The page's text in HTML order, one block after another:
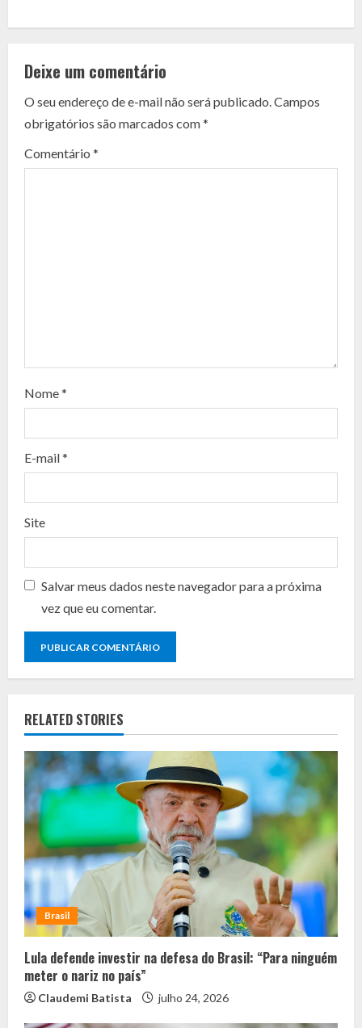
C
n
t
i
a
d
n
g
Deixe um comentário
O seu endereço de e-mail não será publicado.Campos
obrigatórios são marcados com*
Comentário *
Nome*
E-mail*
Site
Salvar meus dados neste navegador para a próxima
vez que eu comentar.
RELATED STORIES
Brasil
Lula defende investir na defesa do Brasil: “Para ninguém
meter o nariz no país”
Claudemi Batista julho 24, 2026